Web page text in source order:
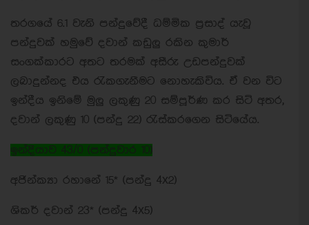
තරගයේ 6.1 වැනි පන්දුවේදී ධම්මික ප්‍රසාද් යැවූ
පන්දුවක් හමුවේ දවාන් කඩුලු රකින කුමාර්
සංගක්කාරට අතට තරමක් අසීරු උඩපන්දුවක්
ලබාදුන්නද එය රැකගැනීමට නොහැකිවිය. ඒ වන විට
ඉන්දීය ඉනිමේ මුලු ලකුණු 20 සම්පූර්ණ කර සිටි අතර,
දවාන් ලකුණු 10 (පන්දු 22) රැස්කරගෙන සිටියේය.
ඉන්දියාව 43/0 (පන්දුවාර 10)
අජින්ක්‍යා රහානේ 15* (පන්දු 4x2)
ශිකර් දවාන් 23* (පන්දු 4x5)